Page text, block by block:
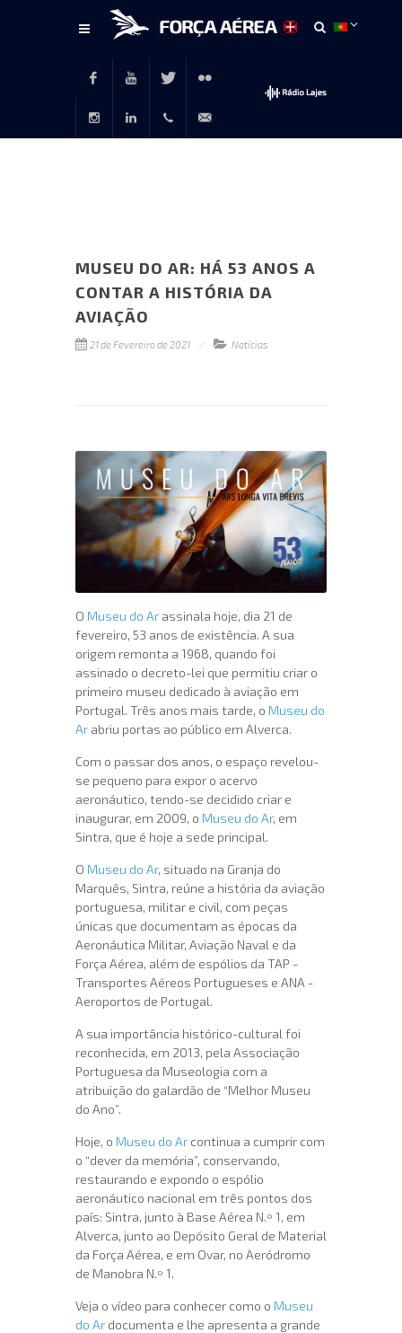
FacebookYoutubeTwitter Flickr
MUSEU DO AR: HÁ 53 ANOS A
CONTAR A HISTÓRIA DA
AVIAÇÃO
21 de Fevereiro de 2021 Notícias
O Museu do Ar assinala hoje, dia 21 de
fevereiro, 53 anos de existência. A sua
origem remonta a 1968, quando foi
assinado o decreto-lei que permitiu criar o
primeiro museu dedicado à aviação em
Portugal. Três anos mais tarde, o Museu do
Ar abriu portas ao público em Alverca.
Com o passar dos anos, o espaço revelou-
se pequeno para expor o acervo
aeronáutico, tendo-se decidido criar e
inaugurar, em 2009, o Museu do Ar, em
Sintra, que é hoje a sede principal.
O Museu do Ar, situado na Granja do
Marquês, Sintra, reúne a história da aviação
portuguesa, militar e civil, com peças
únicas que documentam as épocas da
Aeronáutica Militar, Aviação Naval e da
Força Aérea, além de espólios da TAP -
Transportes Aéreos Portugueses e ANA -
Aeroportos de Portugal.
A sua importância histórico-cultural foi
reconhecida, em 2013, pela Associação
Portuguesa da Museologia com a
atribuição do galardão de “Melhor Museu
do Ano”.
Hoje, o Museu do Ar continua a cumprir com
o “dever da memória”, conservando,
restaurando e expondo o espólio
aeronáutico nacional em três pontos dos
país: Sintra, junto à Base Aérea N.º 1, em
Alverca, junto ao Depósito Geral de Material
da Força Aérea, e em Ovar, no Aeródromo
de Manobra N.º 1.
Veja o vídeo para conhecer como o Museu
do Ar documenta e lhe apresenta a grande